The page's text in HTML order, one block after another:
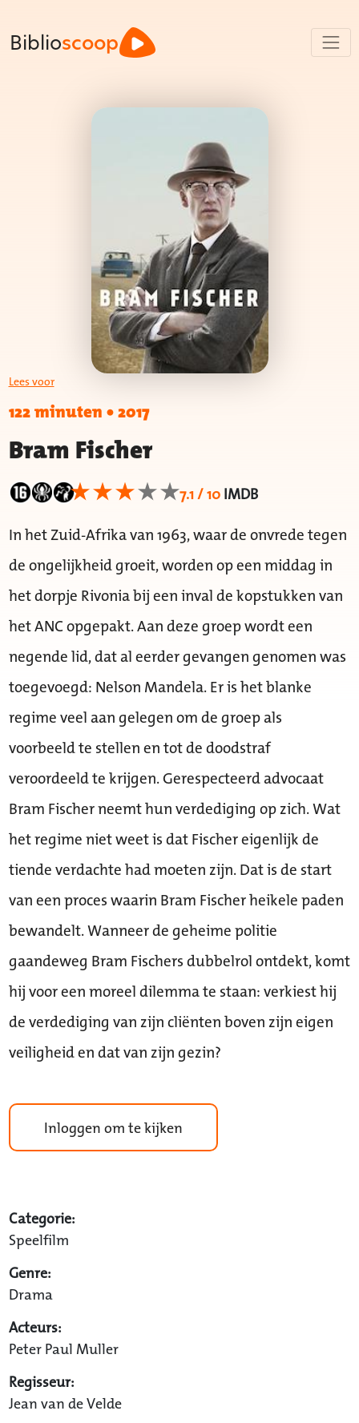
Biblioscoop
Lees voor
122 minuten•2017
Bram Fischer
7.1 / 10IMDB
In het Zuid-Afrika van 1963, waar de onvrede tegen
de ongelijkheid groeit, worden op een middag in
het dorpje Rivonia bij een inval de kopstukken van
het ANC opgepakt. Aan deze groep wordt een
negende lid, dat al eerder gevangen genomen was
toegevoegd: Nelson Mandela. Er is het blanke
regime veel aan gelegen om de groep als
voorbeeld te stellen en tot de doodstraf
veroordeeld te krijgen. Gerespecteerd advocaat
Bram Fischer neemt hun verdediging op zich. Wat
het regime niet weet is dat Fischer eigenlijk de
tiende verdachte had moeten zijn. Dat is de start
van een proces waarin Bram Fischer heikele paden
bewandelt. Wanneer de geheime politie
gaandeweg Bram Fischers dubbelrol ontdekt, komt
hij voor een moreel dilemma te staan: verkiest hij
de verdediging van zijn cliënten boven zijn eigen
veiligheid en dat van zijn gezin?
Inloggen om te kijken
Categorie:
Speelfilm
Genre:
Drama
Acteurs:
Peter Paul Muller
Regisseur:
Jean van de Velde